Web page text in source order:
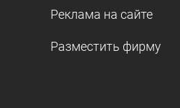
Реклама на сайте
Разместить фирму